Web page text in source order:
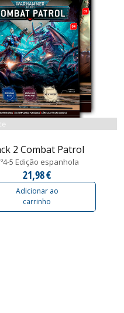
2 Combat Patrol
5 Edição espanhola
21,98 €
Adicionar ao
carrinho